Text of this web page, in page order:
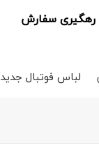
رهگیری سفارش
لباس فوتبال جدید 2026